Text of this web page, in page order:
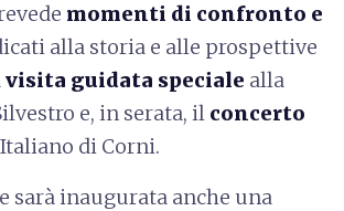
momenti di confronto e
alla storia e alle prospettive
visita guidata speciale alla
e, in serata, il concerto
di Corni.
sarà inaugurata anche una